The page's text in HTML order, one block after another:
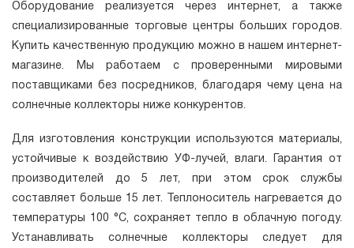
Оборудование реализуется через интернет, а также
специализированные торговые центры больших городов.
Купить качественную продукцию можно в нашем интернет-
магазине. Мы работаем с проверенными мировыми
поставщиками без посредников, благодаря чему цена на
солнечные коллекторы ниже конкурентов.
Для изготовления конструкции используются материалы,
устойчивые к воздействию УФ-лучей, влаги. Гарантия от
производителей до 5 лет, при этом срок службы
составляет больше 15 лет. Теплоноситель нагревается до
температуры 100 °C, сохраняет тепло в облачную погоду.
Устанавливать солнечные коллекторы следует для